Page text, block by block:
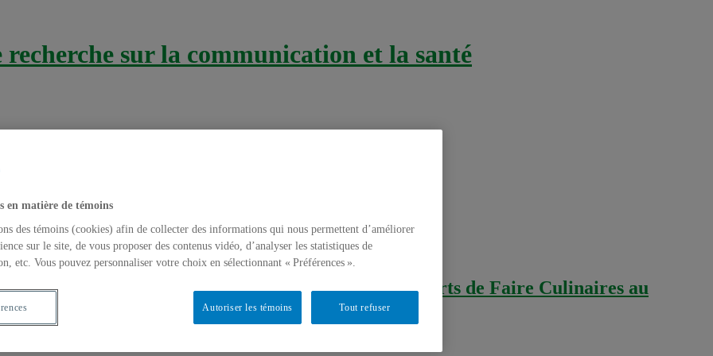
recherche sur la communication et la santé
pour favoriser le transfert du projet Arts de Faire Culinaires au
d’une expérience singulière
en matière de témoins
des témoins (cookies) afin de collecter des informations qui nous permettent d’améliorer
sur le site, de vous proposer des contenus vidéo, d’analyser les statistiques de
etc. Vous pouvez personnaliser votre choix en sélectionnant « Préférences ».
Tout refuser
Autoriser les témoins